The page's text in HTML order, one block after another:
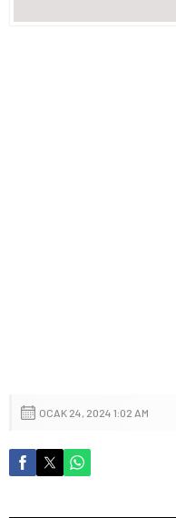
OCAK 24, 2024 1:02 AM